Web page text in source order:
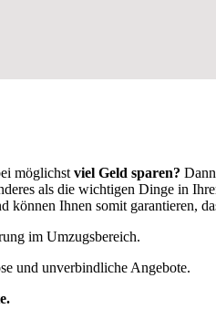
möglichst viel Geld sparen?
als die wichtigen Dinge in
Ihnen somit garantieren,
im Umzugsbereich.
und unverbindliche Angebote.